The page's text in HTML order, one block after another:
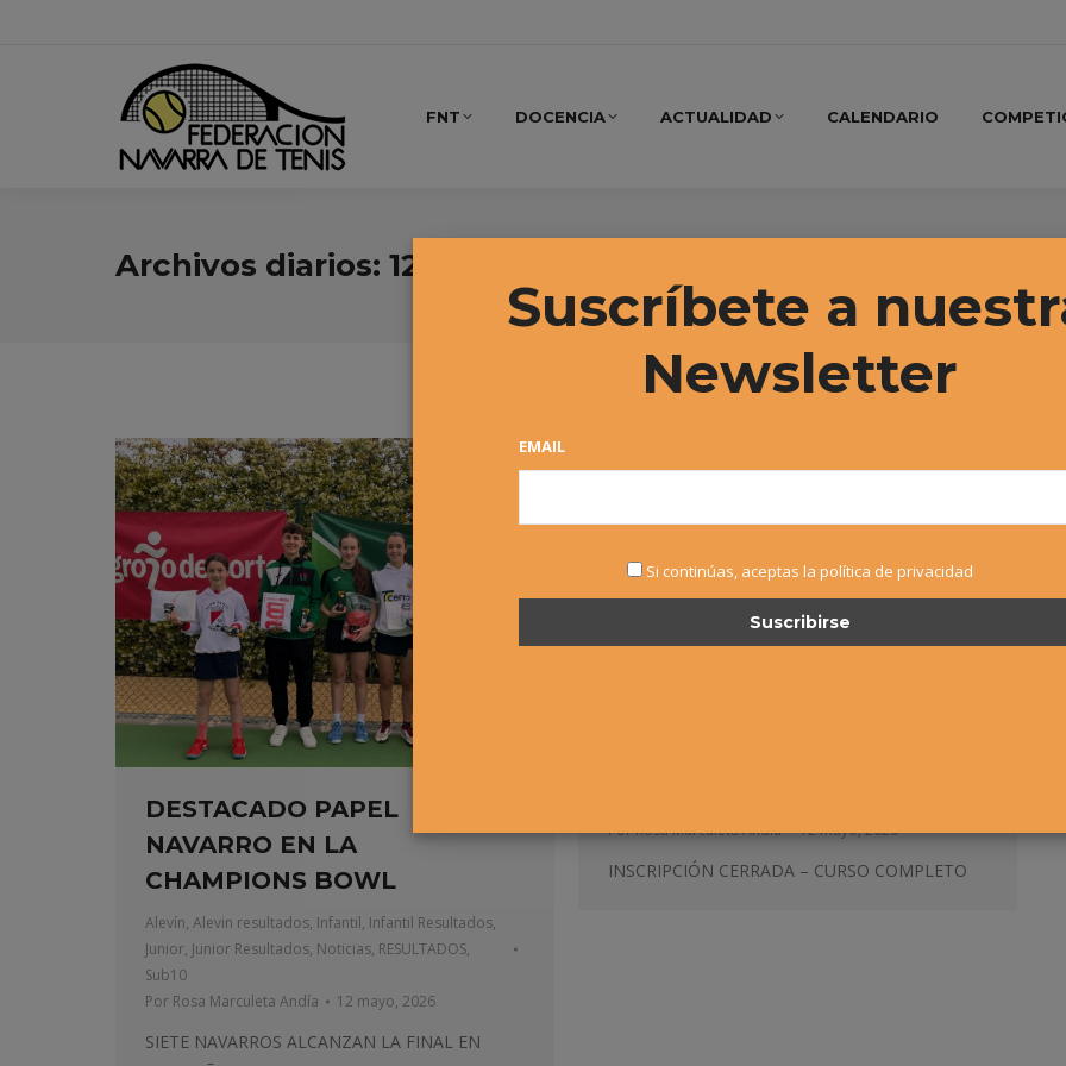
FNT DOCENCIA ACTUALIDAD CALENDARIO
Archivos diarios: 12 mayo, 2026
DESTACADO PAPEL
NAVARRO EN LA
CHAMPIONS BOWL
Alevín, Alevin resultados, Infantil, Infantil Resultados,
Junior, Junior Resultados, Noticias, RESULTADOS,
Sub10
Por Rosa Marculeta Andía 12 mayo, 2026
SIETE NAVARROS ALCANZAN LA FINAL EN
PorRosa Marculeta Andía 12 mayo, 2026
INSCRIPCIÓN CERRADA – CURSO COMPLETO
Suscríbete a
Newsletter
EMAIL
Si continúas, aceptas la política de privacidad